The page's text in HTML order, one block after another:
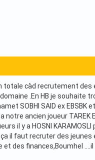
càd recrutement
.En HB je souhaite
SOBHI SAID ex
notre ancien joueur
il y a HOSNI
il faut recruter des
et des finances,Boumhel